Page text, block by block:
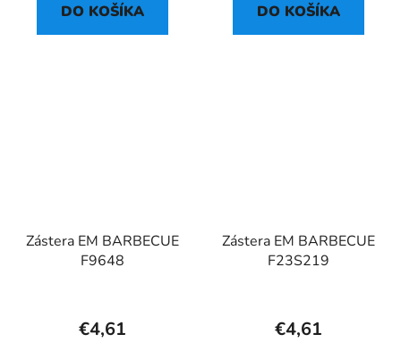
DO KOŠÍKA DO KOŠÍKA
Zástera EM BARBECUE
F9648
€4,61
Zástera EM BARBECUE
F23S219
€4,61